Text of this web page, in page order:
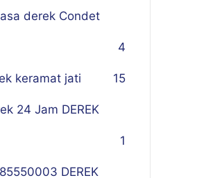
derek Condet
4
keramat jati 15
24 Jam DEREK
1
DEREK